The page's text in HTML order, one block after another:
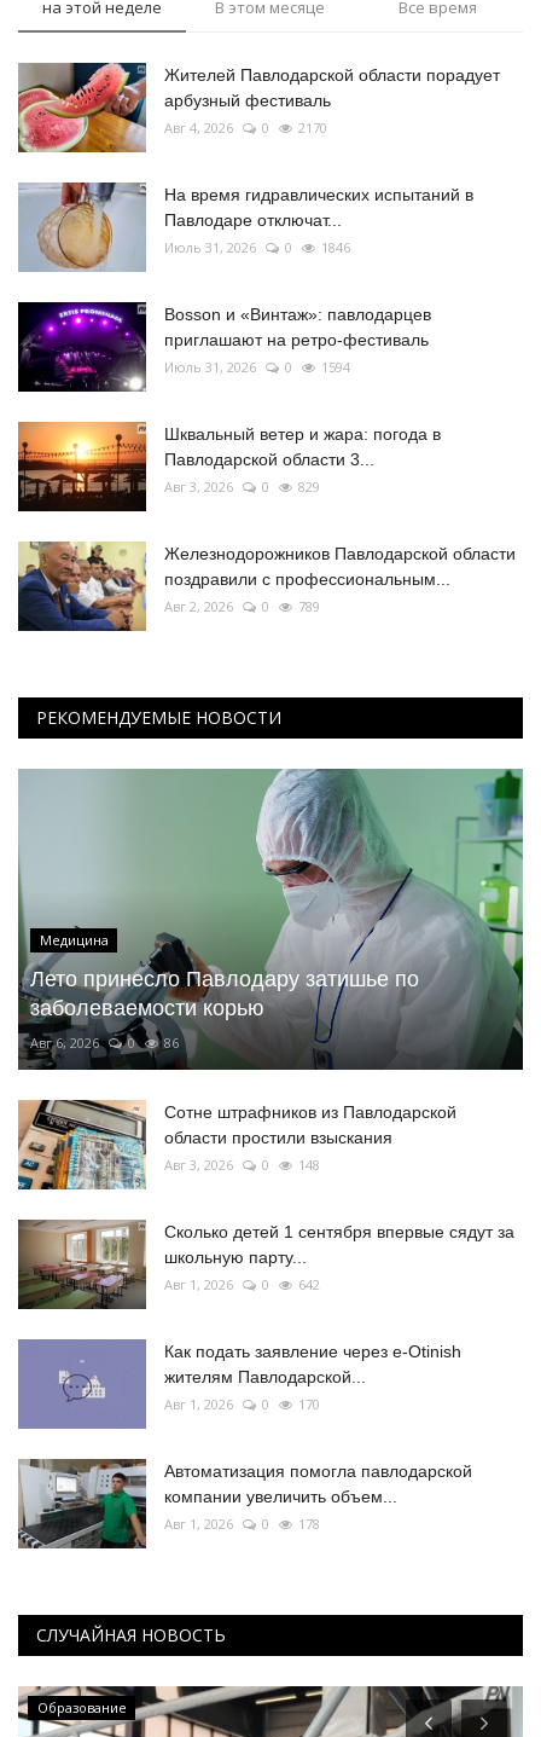
на этой неделе В этом месяце Все время
Жителей Павлодарской области порадует
арбузный фестиваль
Авг 4, 2026 0 2170
На время гидравлических испытаний в
Павлодаре отключат...
Июль 31, 2026 0 1846
Bosson и «Винтаж»: павлодарцев
приглашают на ретро-фестиваль
Июль 31, 2026 0 1594
Шквальный ветер и жара: погода в
Павлодарской области 3...
Авг 3, 2026 0 829
Железнодорожников Павлодарской области
поздравили с профессиональным...
Авг 2, 2026 0 789
РЕКОМЕНДУЕМЫЕ НОВОСТИ
Медицина
Лето принесло Павлодару затишье по
заболеваемости корью
Авг 6, 2026 0 86
Сотне штрафников из Павлодарской
области простили взыскания
Авг 3, 2026 0 148
Сколько детей 1 сентября впервые сядут за
школьную парту...
Авг 1, 2026 0 642
Как подать заявление через e-Otinish
жителям Павлодарской...
Авг 1, 2026 0 170
Автоматизация помогла павлодарской
компании увеличить объем...
Авг 1, 2026 0 178
СЛУЧАЙНАЯ НОВОСТЬ
Образование